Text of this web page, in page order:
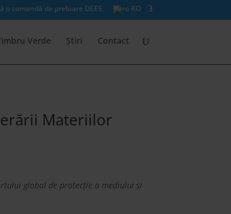
o comandă de preluare DEEE RO
Verde Știri Contact
Materiilor
global de protecție a mediului și